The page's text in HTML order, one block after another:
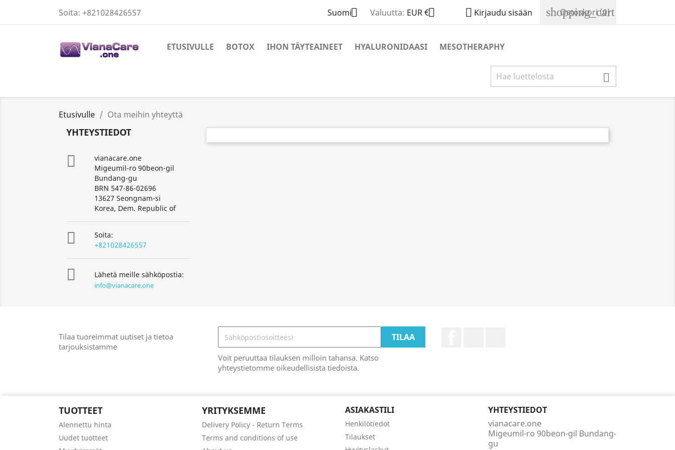
Soita: +821028426557 Suomi Valuutta: EUR €  Kirjaudu sisään shopping_cart
Ostoskori(0)
ETUSIVULLE BOTOX IHON TÄYTEAINEET HYALURONIDAASI MESOTHERAPHY

Etusivulle Ota meihin yhteyttä
YHTEYSTIEDOT

vianacare.one
Migeumil-ro 90beon-gil
Bundang-gu
BRN 547-86-02696
13627 Seongnam-si
Korea, Dem. Republic of

Soita:
+821028426557
 Lähetä meille sähköpostia:
info@vianacare.one
Tilaa tuoreimmat uutiset ja tietoa
tarjouksistamme
Voit peruuttaa tilauksen milloin tahansa. Katso
yhteystietomme oikeudellisista tiedoista.
TUOTTEET
Alennettu hinta
Uudet tuotteet
YRITYKSEMME
Delivery Policy - Return Terms
Terms and conditions of use
ASIAKASTILI
Henkilötiedot
Tilaukset
YHTEYSTIEDOT
vianacare.one
Migeumil-ro 90beon-gil Bundang-
gu